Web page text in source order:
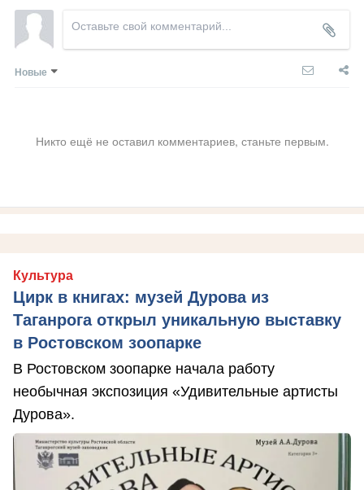
Новые
Никто ещё не оставил комментариев, станьте первым.
Культура
Цирк в книгах: музей Дурова из
Таганрога открыл уникальную выставку
в Ростовском зоопарке
В Ростовском зоопарке начала работу
необычная экспозиция «Удивительные артисты
Дурова».